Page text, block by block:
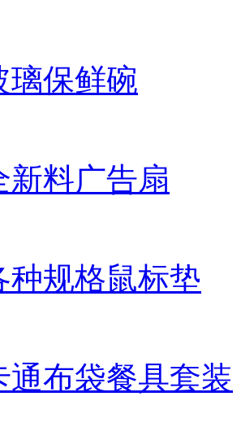
璃保鲜碗
新料广告扇
种规格鼠标垫
通布袋餐具套装